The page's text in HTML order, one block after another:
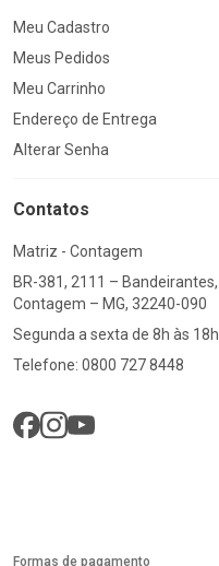
Meu Cadastro
Meus Pedidos
Meu Carrinho
Endereço de Entrega
Alterar Senha
Contatos
Matriz - Contagem
BR-381, 2111 – Bandeirantes,
Contagem – MG, 32240-090
Segunda a sexta de 8h às 18h
Telefone: 0800 727 8448
Formas de pagamento